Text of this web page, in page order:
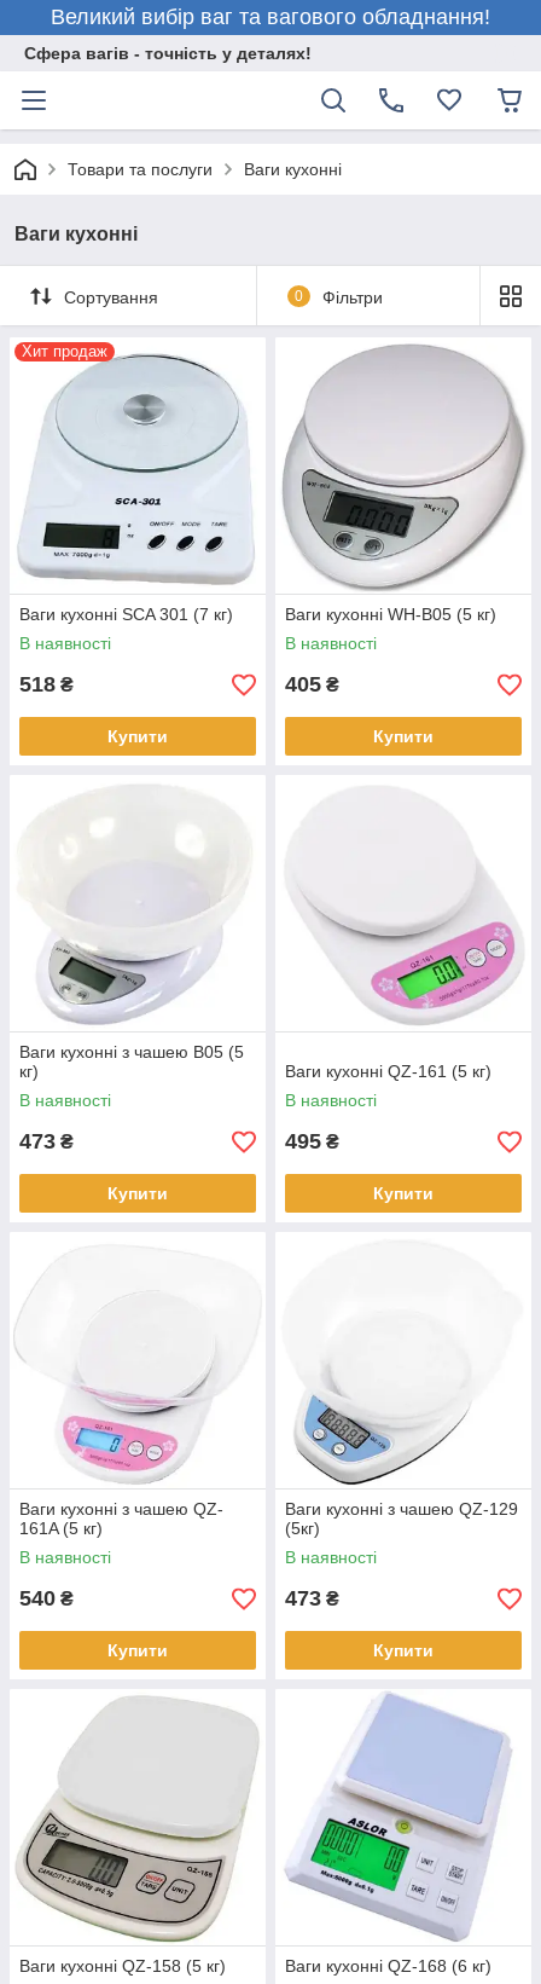
Великий вибір ваг та вагового обладнання!
Сфера вагів - точність у деталях!
Товари та послуги Ваги кухонні
Ваги кухонні
Сортування 0 Фільтри
Хит продаж
Ваги кухонні SCA 301 (7 кг)
В наявності
518 ₴
Купити
Ваги кухонні WH-B05 (5 кг)
В наявності
405 ₴
Купити
Ваги кухонні з чашею B05 (5
кг)
В наявності
473 ₴
Купити
Ваги кухонні QZ-161 (5 кг)
В наявності
495 ₴
Купити
Ваги кухонні з чашею QZ-
161A (5 кг)
В наявності
540 ₴
Купити
Ваги кухонні з чашею QZ-129
(5кг)
В наявності
473 ₴
Купити
Ваги кухонні QZ-158 (5 кг)
Ваги кухонні QZ-168 (6 кг)